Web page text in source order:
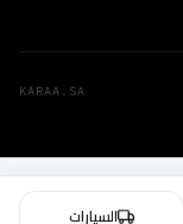
KARAA.SA
السيارات